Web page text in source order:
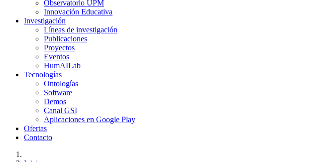
Observatorio UPM
Innovación Educativa
Investigación
Líneas de investigación
Publicaciones
Proyectos
Eventos
HumAILab
Tecnologías
Ontologías
Software
Demos
Canal GSI
Aplicaciones en Google Play
Ofertas
Contacto